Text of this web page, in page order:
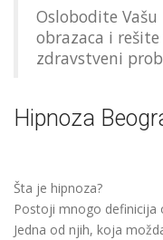
Oslobodite
obrazaca i
zdravstveni
Hipnoza
Šta je hipnoza?
Postoji mnogo definicija
Jedna od njih, koja